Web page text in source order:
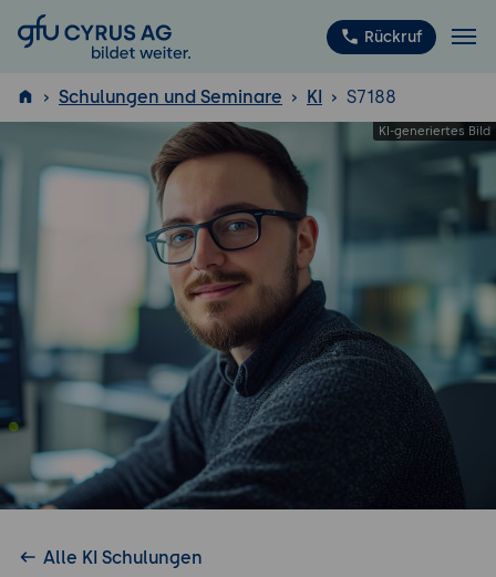
GFU Cyrus AG Rückruf
ISTQB
Schulungen und Seminare KI S7188
Alle KI Schulungen